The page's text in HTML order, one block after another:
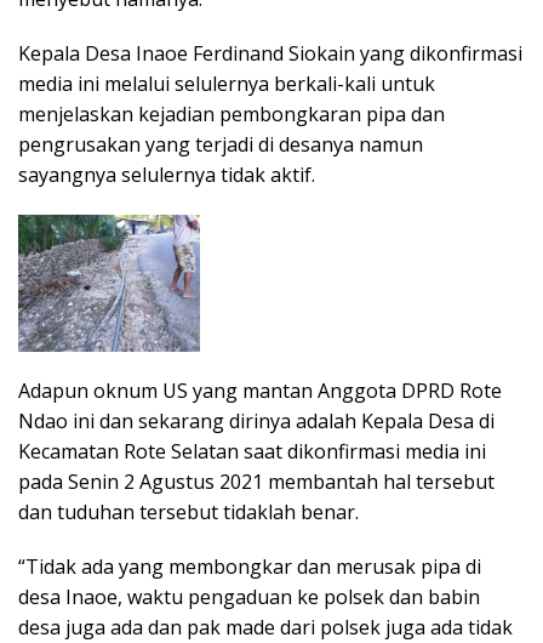
Kepala Desa Inaoe Ferdinand Siokain yang dikonfirmasi
media ini melalui selulernya berkali-kali untuk
menjelaskan kejadian pembongkaran pipa dan
pengrusakan yang terjadi di desanya namun
sayangnya selulernya tidak aktif.
Adapun oknum US yang mantan Anggota DPRD Rote
Ndao ini dan sekarang dirinya adalah Kepala Desa di
Kecamatan Rote Selatan saat dikonfirmasi media ini
pada Senin 2 Agustus 2021 membantah hal tersebut
dan tuduhan tersebut tidaklah benar.
“Tidak ada yang membongkar dan merusak pipa di
desa Inaoe, waktu pengaduan ke polsek dan babin
desa juga ada dan pak made dari polsek juga ada tidak